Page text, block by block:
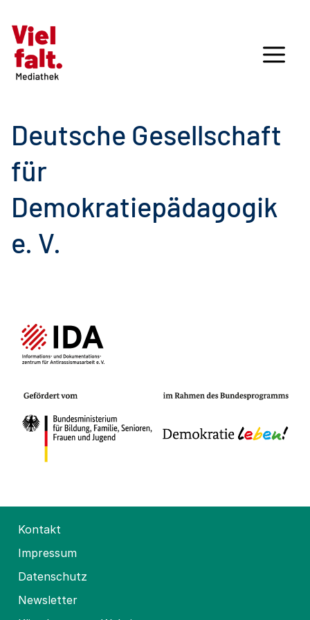
Deutsche Gesellschaft
für
Demokratiepädagogik
e. V.
Kontakt
Impressum
Datenschutz
Newsletter